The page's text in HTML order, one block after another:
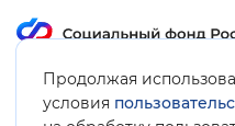
Продолжая
условия
Карта сайта